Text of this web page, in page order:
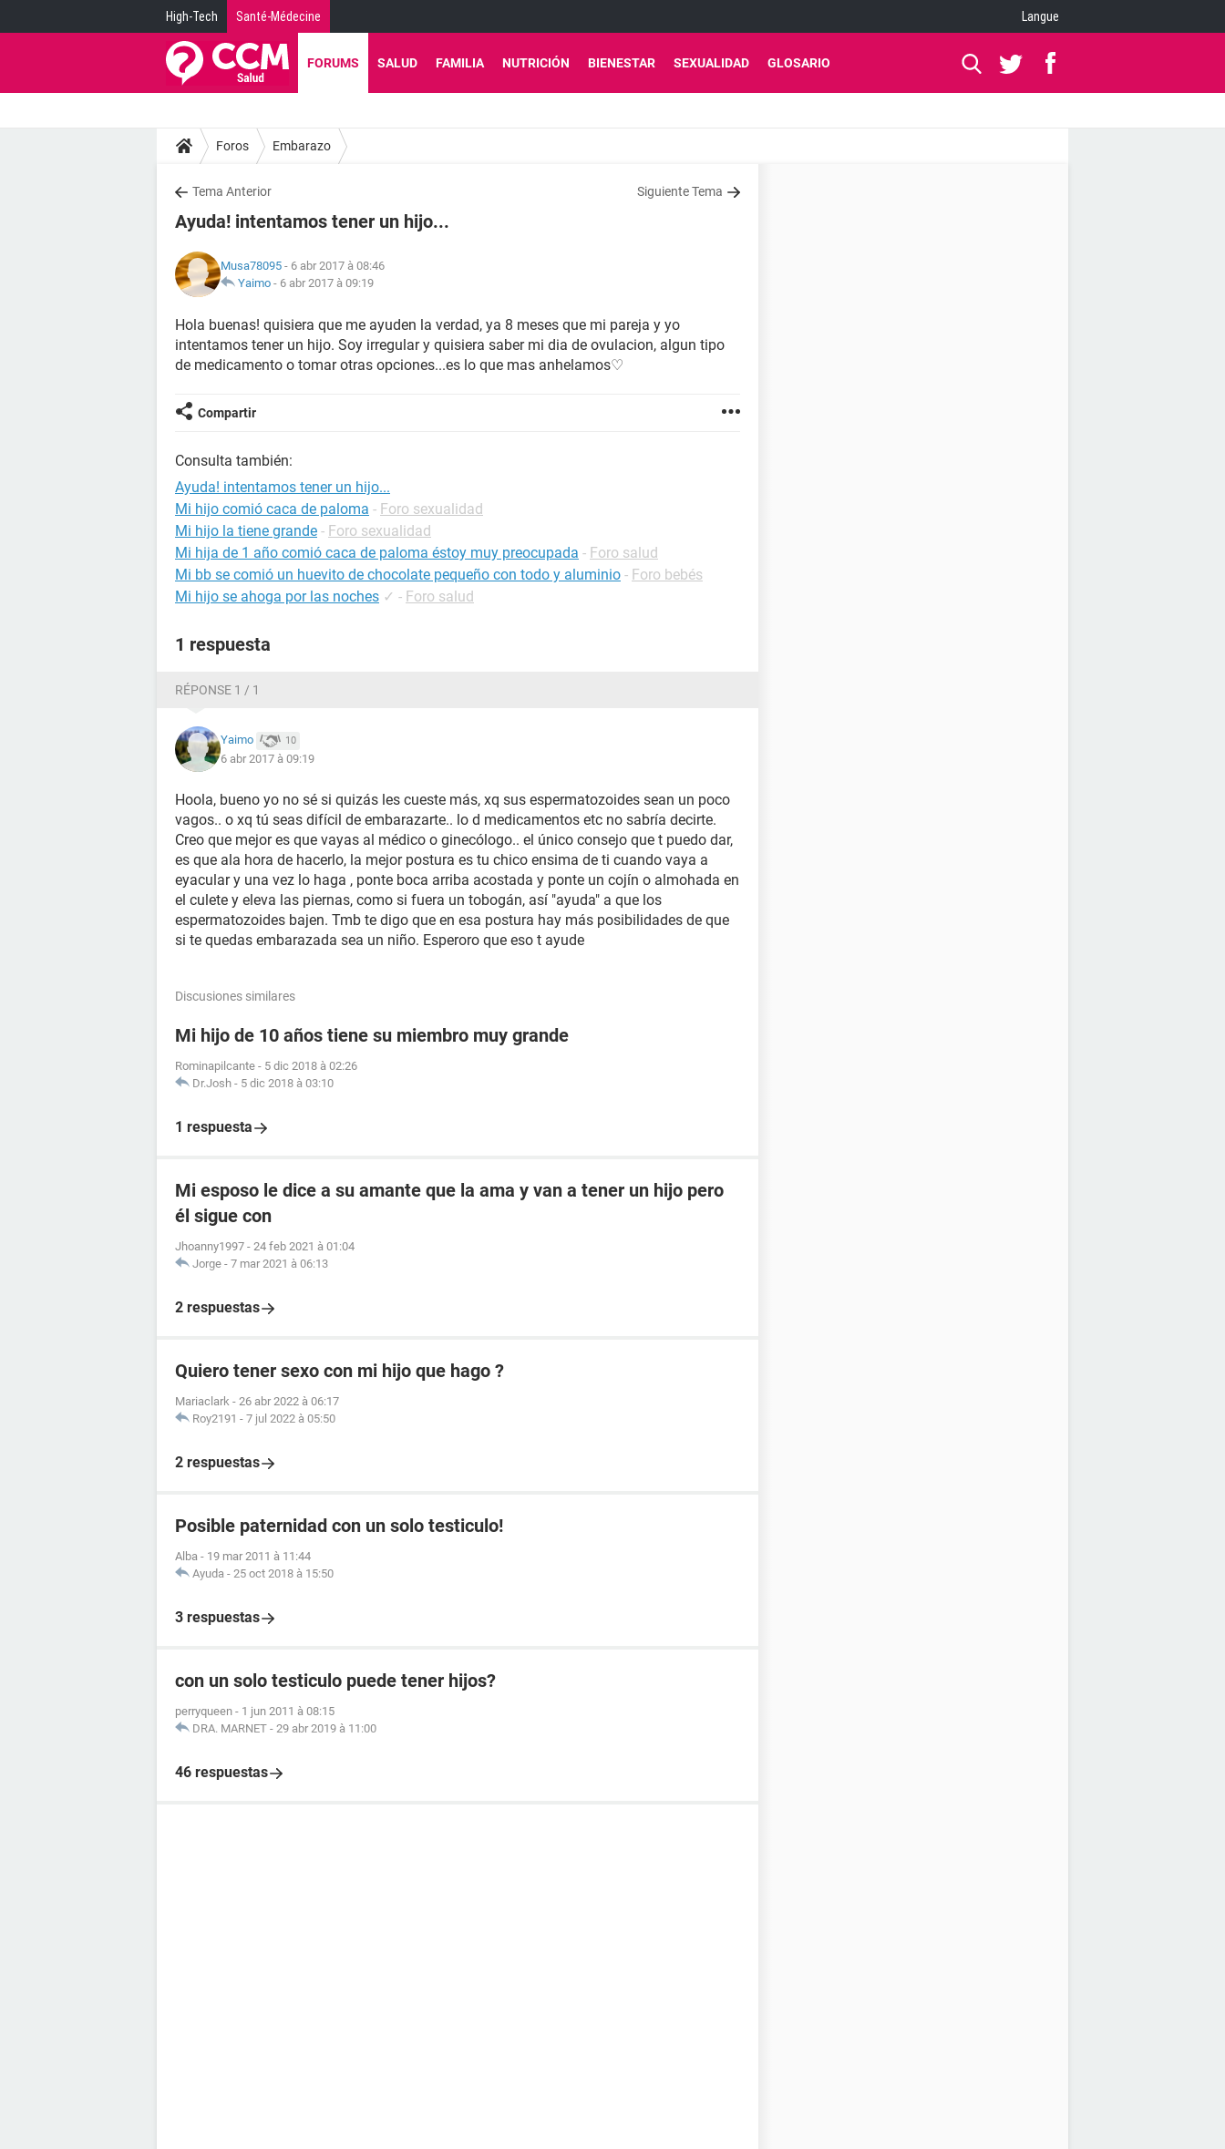
High-Tech Santé-Médecine Langue
FORUMS SALUD FAMILIA NUTRICIÓN BIENESTAR SEXUALIDAD GLOSARIO
Foros Embarazo
Tema Anterior Siguiente Tema
Ayuda! intentamos tener un hijo...
Musa78095 - 6 abr 2017 à 08:46
Yaimo - 6 abr 2017 à 09:19
Hola buenas! quisiera que me ayuden la verdad, ya 8 meses que mi pareja y yo
intentamos tener un hijo. Soy irregular y quisiera saber mi dia de ovulacion, algun tipo
de medicamento o tomar otras opciones...es lo que mas anhelamos♡
Compartir
Consulta también:
Ayuda! intentamos tener un hijo...
Mi hijo comió caca de paloma - Foro sexualidad
Mi hijo la tiene grande - Foro sexualidad
Mi hija de 1 año comió caca de paloma éstoy muy preocupada - Foro salud
Mi bb se comió un huevito de chocolate pequeño con todo y aluminio - Foro bebés
Mi hijo se ahoga por las noches ✓ - Foro salud
1 respuesta
RÉPONSE 1 / 1
Yaimo 10
6 abr 2017 à 09:19
Hoola, bueno yo no sé si quizás les cueste más, xq sus espermatozoides sean un poco
vagos.. o xq tú seas difícil de embarazarte.. lo d medicamentos etc no sabría decirte.
Creo que mejor es que vayas al médico o ginecólogo.. el único consejo que t puedo dar,
es que ala hora de hacerlo, la mejor postura es tu chico ensima de ti cuando vaya a
eyacular y una vez lo haga , ponte boca arriba acostada y ponte un cojín o almohada en
el culete y eleva las piernas, como si fuera un tobogán, así "ayuda" a que los
espermatozoides bajen. Tmb te digo que en esa postura hay más posibilidades de que
si te quedas embarazada sea un niño. Esperoro que eso t ayude
Discusiones similares
Mi hijo de 10 años tiene su miembro muy grande
Rominapilcante - 5 dic 2018 à 02:26
Dr.Josh - 5 dic 2018 à 03:10
1 respuesta
Mi esposo le dice a su amante que la ama y van a tener un hijo pero
él sigue con
Jhoanny1997 - 24 feb 2021 à 01:04
Jorge - 7 mar 2021 à 06:13
2 respuestas
Quiero tener sexo con mi hijo que hago ?
Mariaclark - 26 abr 2022 à 06:17
Roy2191 - 7 jul 2022 à 05:50
2 respuestas
Posible paternidad con un solo testiculo!
Alba - 19 mar 2011 à 11:44
Ayuda - 25 oct 2018 à 15:50
3 respuestas
con un solo testiculo puede tener hijos?
perryqueen - 1 jun 2011 à 08:15
DRA. MARNET - 29 abr 2019 à 11:00
46 respuestas